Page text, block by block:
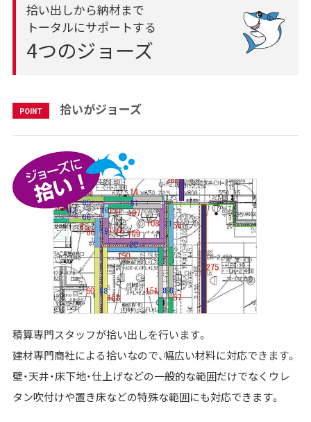
拾い出しから納材まで
トータルにサポートする
4つのジョーズ
POINT 拾いがジョーズ
積算専門スタッフが拾い出しを行います。
建材専門商社による拾いなので、幅広い材料に対応できます。
壁・天井・床下地・仕上げなどの一般的な範囲だけでなくウレ
タン吹付けや置き床などの特殊な範囲にも対応できます。